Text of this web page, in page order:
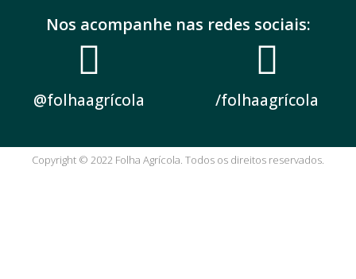
Nos acompanhe nas redes sociais:
@folhaagrícola /folhaagrícola
Copyright © 2022 Folha Agrícola. Todos os direitos reservados.